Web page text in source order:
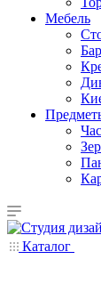
Мебель
Каталог